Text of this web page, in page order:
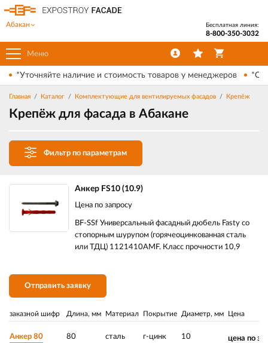
Меню
Абакан Бесплатная линия:
8-800-350-3032
*Уточняйте наличие и стоимость товаров у менеджеров
Главная Каталог Комплектующие для вентилируемых фасадов Крепёж
Крепёж для фасада в Абакане
Фильтр по параметрам
Анкер FS10 (10.9)
Цена по запросу
BF-SSf Универсальный фасадный дюбель Fasty со
стопорным шурупом (горячеоцинкованная сталь
или ТДЦ) 1121410AMF. Класс прочности 10,9
Отправить заявку
заказной шифр Длина, мм Материал Покрытие Диаметр, мм Цена
Анкер 80 80 сталь г-цинк 10 цена по